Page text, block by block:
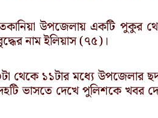
উপজেলায় একটি পুকুর
নাম ইলিয়াস (৭৫)।
১১টার মধ্যে উপজেলার
ভাসতে দেখে পুলিশকে খবর